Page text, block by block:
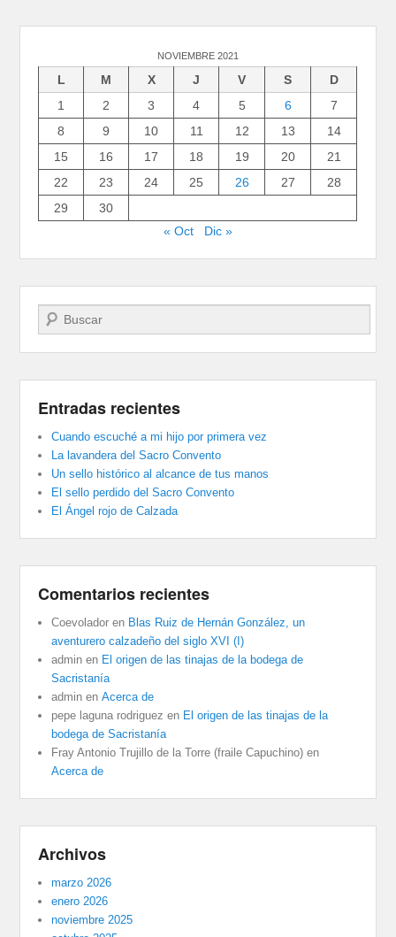
NOVIEMBRE 2021
L M X J V S
D
1
2 3 4 5 6
7
8
9 10 11 12 13
14
15
16 17 18 19 20
21
22
23 24 25 26 27
28
29
30
« Oct
Dic »
Buscar
Entradas recientes
Cuando escuché a mi hijo por primera vez
La lavandera del Sacro Convento
Un sello histórico al alcance de tus manos
El sello perdido del Sacro Convento
El Ángel rojo de Calzada
Comentarios recientes
Coevolador en Blas Ruiz de Hernán González, un
aventurero calzadeño del siglo XVI (I)
admin en El origen de las tinajas de la bodega de
Sacristanía
admin enAcerca de
pepe laguna rodriguez en El origen de las tinajas de la
bodega de Sacristanía
Fray Antonio Trujillo de la Torre (fraile Capuchino) en
Acerca de
Archivos
marzo 2026
enero 2026
noviembre 2025